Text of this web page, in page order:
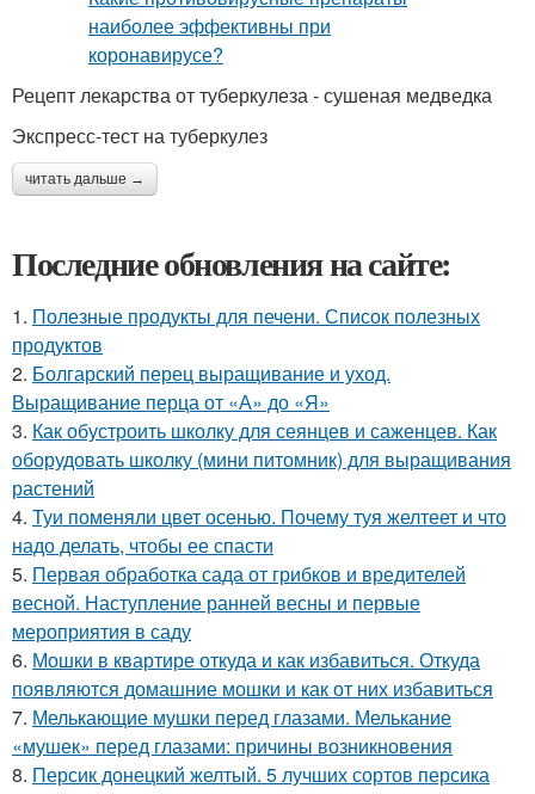
Рецепт лекарства от туберкулеза - сушеная медведка
Экспресс-тест на туберкулез
читать дальше →
Последние обновления на сайте:
1. Полезные продукты для печени. Список полезных
продуктов
2. Болгарский перец выращивание и уход.
Выращивание перца от «А» до «Я»
3. Как обустроить школку для сеянцев и саженцев. Как
оборудовать школку (мини питомник) для выращивания
растений
4. Туи поменяли цвет осенью. Почему туя желтеет и что
надо делать, чтобы ее спасти
5. Первая обработка сада от грибков и вредителей
весной. Наступление ранней весны и первые
мероприятия в саду
6. Мошки в квартире откуда и как избавиться. Откуда
появляются домашние мошки и как от них избавиться
7. Мелькающие мушки перед глазами. Мелькание
«мушек» перед глазами: причины возникновения
8. Персик донецкий желтый. 5 лучших сортов персика